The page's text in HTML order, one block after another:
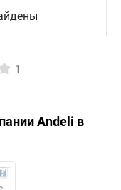
1
Andeli в